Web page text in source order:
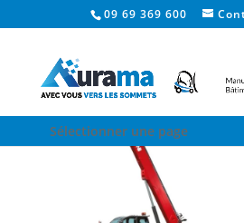
09 69 369 600
Sélectionner une page